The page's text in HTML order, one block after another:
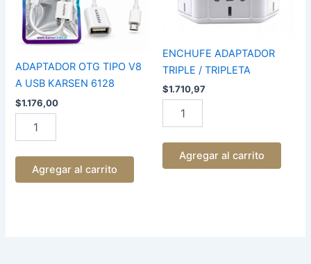
ADAPTADOR OTG TIPO V8
A USB KARSEN 6128
$1.176,00
KARSEN
6128
cantidad
Agregar al carrito
ENCHUFE ADAPTADOR
TRIPLE / TRIPLETA
$1.710,97
Agregar al carrito